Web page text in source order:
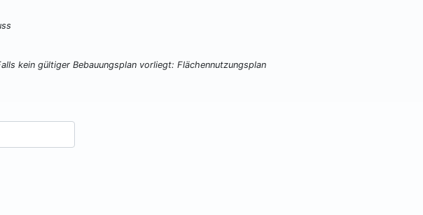
kein gültiger Bebauungsplan vorliegt: Flächennutzungsplan